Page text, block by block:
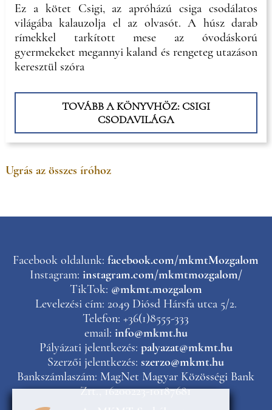
Ez a kötet Csigi, az apróházú csiga csodálatos
világába kalauzolja el az olvasót. A húsz darab
rímekkel tarkított mese az óvodáskorú
gyermekeket megannyi kaland és rengeteg utazáson
keresztül szóra
TOVÁBB A KÖNYVHÖZ: CSIGI
CSODAVILÁGA
Ugrás az összes íróhoz
Facebook oldalunk:facebook.com/mkmtMozgalom
Instagram: instagram.com/mkmtmozgalom/
TikTok: @mkmt.mozgalom
Levelezési cím: 2049 Diósd Hársfa utca 5/2.
Telefon: +36(1)8555-333
email: info@mkmt.hu
Pályázati jelentkezés: palyazat@mkmt.hu
Szerzői jelentkezés:szerzo@mkmt.hu
Bankszámlaszám: MagNet Magyar Közösségi Bank
Zrt., 16200223-10187681